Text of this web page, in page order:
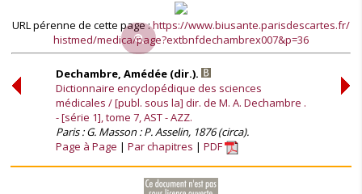
URL pérenne de cette page :https://www.biusante.parisdescartes.fr/
histmed/medica/page?extbnfdechambrex007&p=36
Dechambre, Amédée (dir.).
Dictionnaire encyclopédique des sciences
médicales / [publ. sous la] dir. de M. A. Dechambre .
- [série 1], tome 7, AST - AZZ.
Paris : G. Masson : P. Asselin, 1876 (circa).
Page à Page
Par chapitres PDF